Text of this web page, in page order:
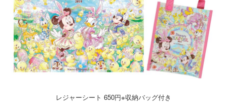
レジャーシート 650円※収納バッグ付き